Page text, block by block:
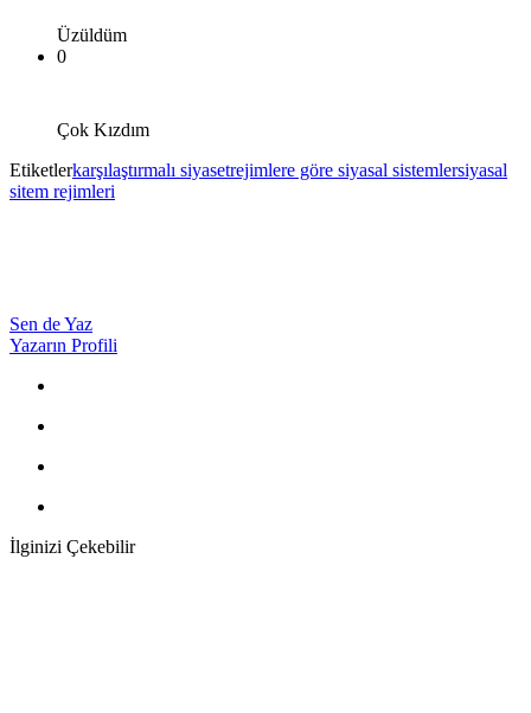
Üzüldüm
0
Çok Kızdım
Etiketlerkarşılaştırmalı siyasetrejimlere göre siyasal sistemlersiyasal
sitem rejimleri
Sen de Yaz
Yazarın Profili
İlginizi Çekebilir